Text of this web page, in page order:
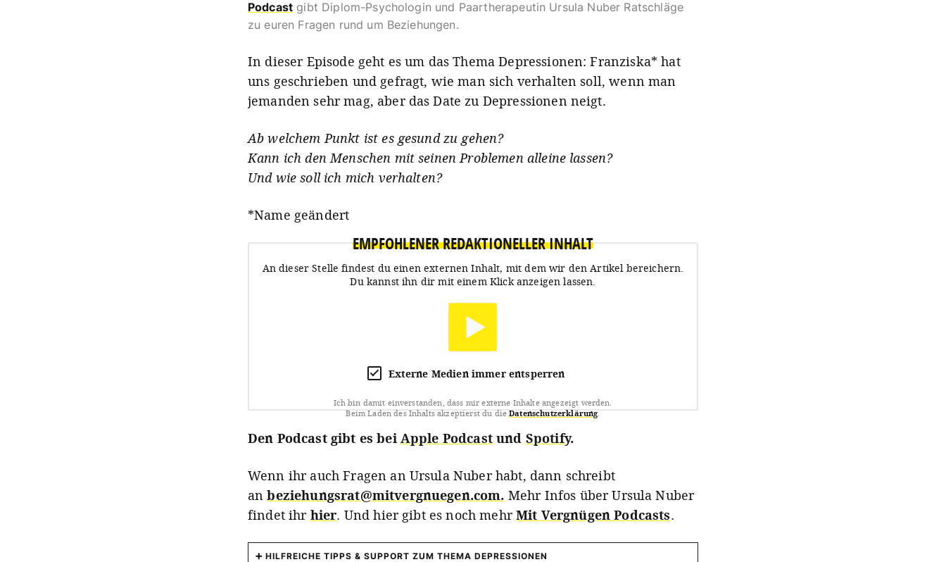
Podcast gibt Diplom-Psychologin und Paartherapeutin Ursula Nuber Ratschläge
zu euren Fragen rund um Beziehungen.
In dieser Episode geht es um das Thema Depressionen: Franziska* hat
uns geschrieben und gefragt, wie man sich verhalten soll, wenn man
jemanden sehr mag, aber das Date zu Depressionen neigt.
Ab welchem Punkt ist es gesund zu gehen?
Kann ich den Menschen mit seinen Problemen alleine lassen?
Und wie soll ich mich verhalten?
*Name geändert
EMPFOHLENER REDAKTIONELLER INHALT
An dieser Stelle findest du einen externen Inhalt, mit dem wir den Artikel bereichern.
Du kannst ihn dir mit einem Klick anzeigen lassen.
Externe Medien immer entsperren
Ich bin damit einverstanden, dass mir externe Inhalte angezeigt werden.
Beim Laden des Inhalts akzeptierst du dieDatenschutzerklärung.
Den Podcast gibt es bei Apple Podcastund Spotify.
Wenn ihr auch Fragen an Ursula Nuber habt, dann schreibt
anbeziehungsrat@mitvergnuegen.com. Mehr Infos über Ursula Nuber
findet ihr hier. Und hier gibt es noch mehrMit Vergnügen Podcasts.
HILFREICHE TIPPS & SUPPORT ZUM THEMA DEPRESSIONEN